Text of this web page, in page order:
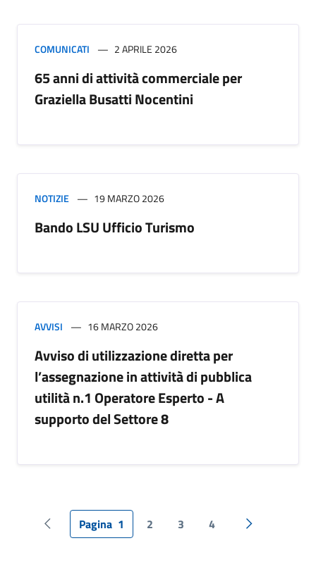
COMUNICATI 2 APRILE 2026
65 anni di attività commerciale per
Graziella Busatti Nocentini
NOTIZIE 19 MARZO 2026
Bando LSU Ufficio Turismo
AVVISI 16 MARZO 2026
Avviso di utilizzazione diretta per
l’assegnazione in attività di pubblica
utilità n.1 Operatore Esperto - A
supporto del Settore 8
Pagina precedente
Pagina 1 2 3 4 Pagina